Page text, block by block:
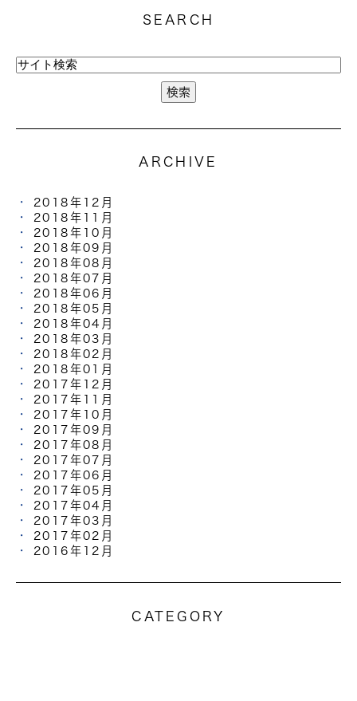
SEARCH
ARCHIVE
2018年12月
2018年11月
2018年10月
2018年09月
2018年08月
2018年07月
2018年06月
2018年05月
2018年04月
2018年03月
2018年02月
2018年01月
2017年12月
2017年11月
2017年10月
2017年09月
2017年08月
2017年07月
2017年06月
2017年05月
2017年04月
2017年03月
2017年02月
2016年12月
CATEGORY